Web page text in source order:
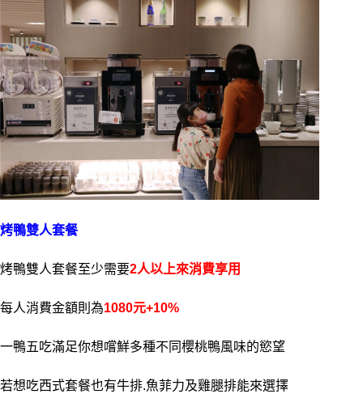
烤鴨雙人套餐
烤鴨雙人套餐至少需要2人以上來消費享用
每人消費金額則為1080元+10%
一鴨五吃滿足你想嚐鮮多種不同櫻桃鴨風味的慾望
若想吃西式套餐也有牛排.魚菲力及雞腿排能來選擇